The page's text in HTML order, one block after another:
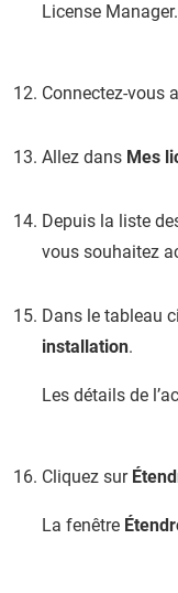
License Manager.
Connectez-vous
Allez dans Mes
Depuis la liste
vous souhaitez
Dans le tableau
installation.
Les détails de
Cliquez sur
La fenêtre